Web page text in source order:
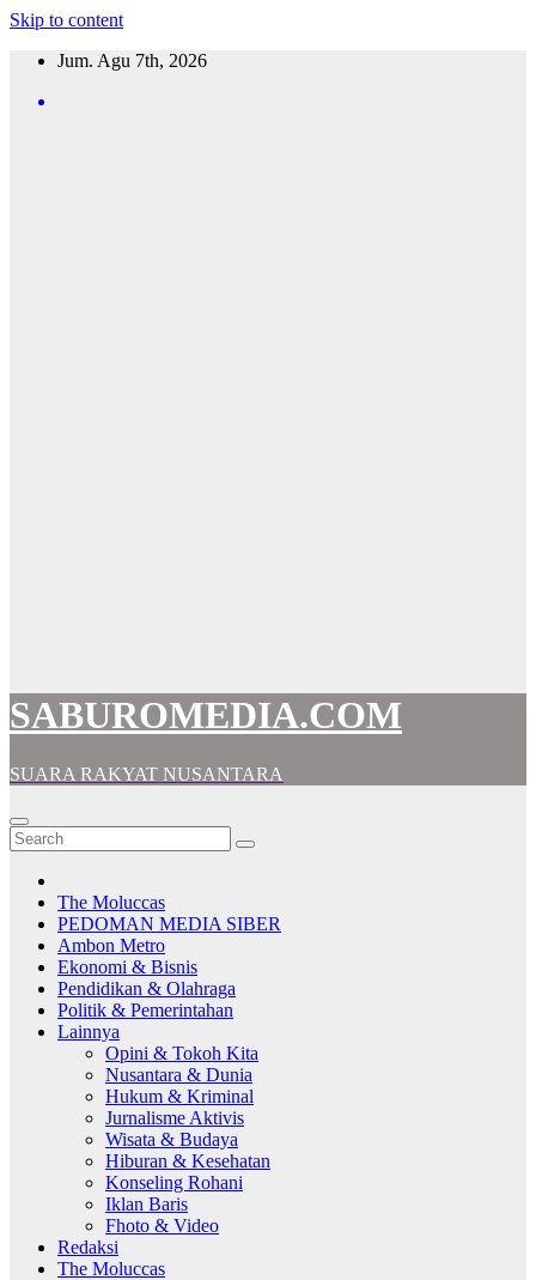
Skip to content
Jum. Agu 7th, 2026
SABUROMEDIA.COM
SUARA RAKYAT NUSANTARA
The Moluccas
PEDOMAN MEDIA SIBER
Ambon Metro
Ekonomi & Bisnis
Pendidikan & Olahraga
Politik & Pemerintahan
Lainnya
Opini & Tokoh Kita
Nusantara & Dunia
Hukum & Kriminal
Jurnalisme Aktivis
Wisata & Budaya
Hiburan & Kesehatan
Konseling Rohani
Iklan Baris
Fhoto & Video
Redaksi
The Moluccas